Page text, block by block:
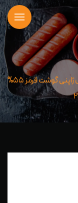
/ کوکتل ژاپنی گوشت قرمز ۵۵%